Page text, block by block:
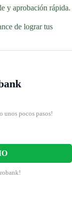
y aprobación rápida.
de lograr tus
unos pocos pasos!